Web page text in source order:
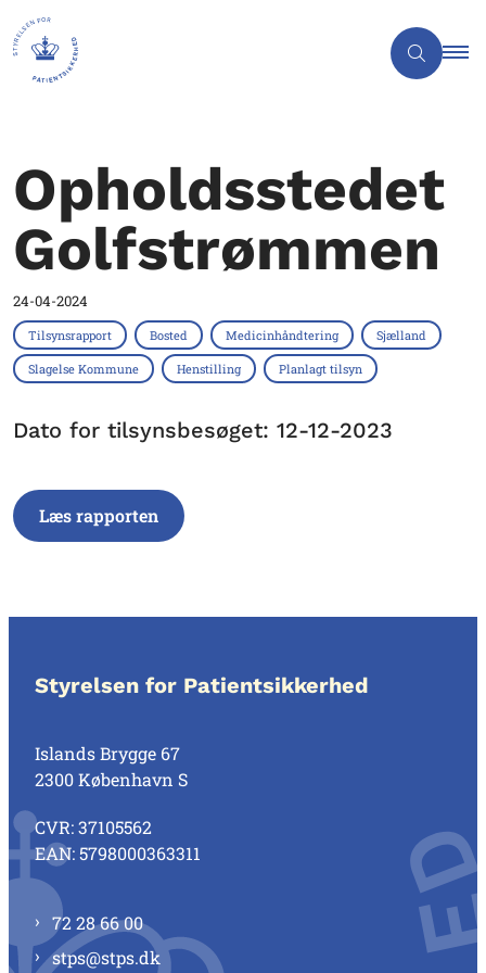
Opholdsstedet
Golfstrømmen
24-04-2024
Tilsynsrapport Bosted Medicinhåndtering Sjælland
Slagelse Kommune Henstilling Planlagt tilsyn
Dato for tilsynsbesøget: 12-12-2023
Læs rapporten
Styrelsen for Patientsikkerhed
Islands Brygge 67
2300 København S
CVR: 37105562
EAN: 5798000363311
72 28 66 00
stps@stps.dk